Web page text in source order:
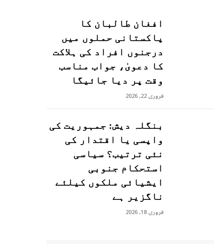
افغان طالبان کا
پاکستانی حملوں میں
درجنوں افراد کی ہلاکت
کا دعویٰ، جواب مناسب
وقت پر دیا جائیگا
فروری 22, 2026
بنگلہ دیش: جمہوریت کی
واپسی یا اقتدار کی
نئی ترتیب؟ سیاسی
استحکام جنوبی
ایشیائی ملکوں کیلئے
ناگزیر ہے
فروری 18, 2026